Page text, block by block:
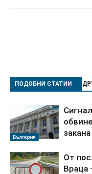
ПОДОБНИ СТАТИИ
България
От
Враца